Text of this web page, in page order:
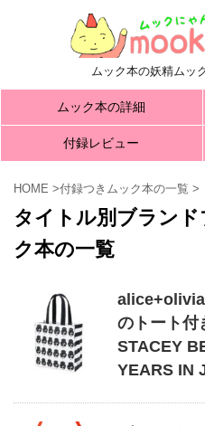
ムック本の妖精ムッ
ムック本の詳細
付録レビュー
HOME >付録つきムック本の一覧 >
タイトル別ブラン
ク本の一覧
のトート付
STACEY
YEARS IN